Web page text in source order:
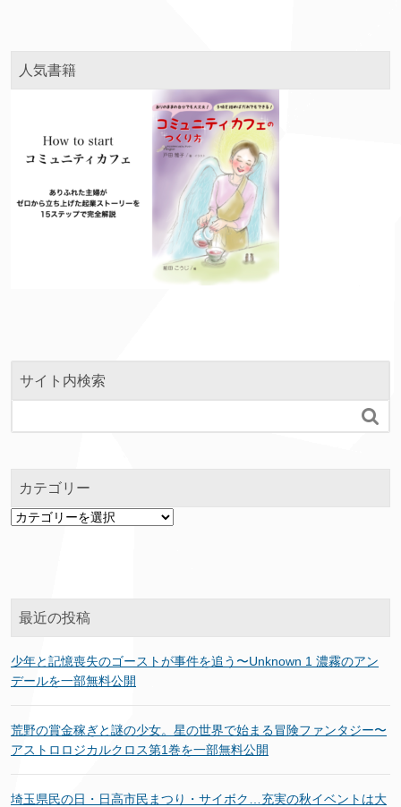
人気書籍
サイト内検索

カテゴリー
カ
最近の投稿
少年と記憶喪失のゴーストが事件を追う〜Unknown 1 濃霧のアン
デールを一部無料公開
荒野の賞金稼ぎと謎の少女。星の世界で始まる冒険ファンタジー〜
アストロロジカルクロス第1巻を一部無料公開
埼玉県民の日・日高市民まつり・サイボク…充実の秋イベントは大